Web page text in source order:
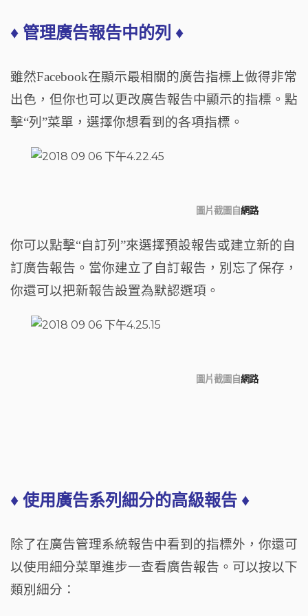
♦ 管理廣告報告中的列 ♦
雖然Facebook在顯示最相關的廣告指標上做得非常
出色，但你也可以更改廣告報告中顯示的指標。點
擊“列”菜單，選擇你想看到的各項指標。
圖片截圖自網路
你可以點擊“自訂列”來選擇預設報告或建立新的自
訂廣告報告。當你建立了自訂報告，別忘了保存，
你還可以把新報告設置為默認選項。
圖片截圖自網路
♦ 使用廣告系列細分的高級報告 ♦
除了在廣告管理系統報告中看到的指標外，你還可
以使用細分菜單進步一查看廣告報告。 可以按以下
類別細分：